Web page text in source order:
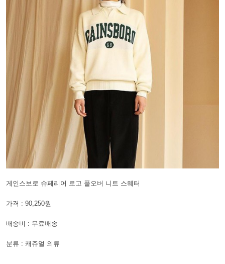
게인스보로 슈페리어 로고 풀오버 니트 스웨터
가격 : 90,250원
배송비 : 무료배송
분류 : 캐쥬얼 의류